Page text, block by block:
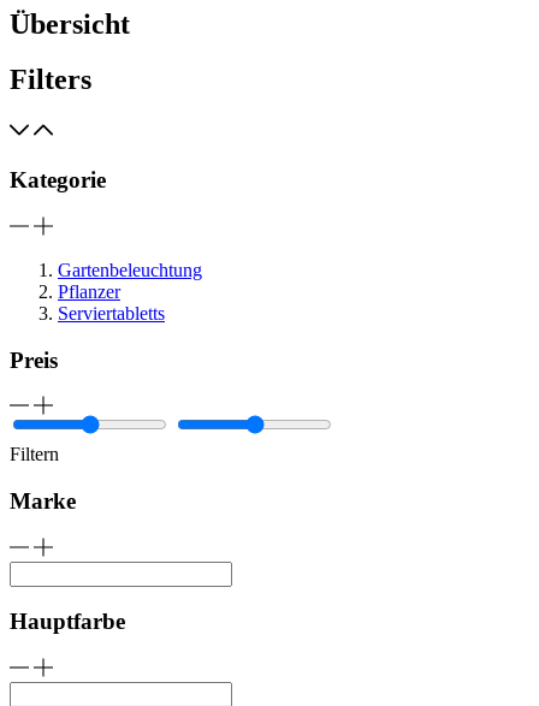
Übersicht
Filters
Kategorie
Gartenbeleuchtung
Pflanzer
Serviertabletts
Preis
Filtern
Marke
Hauptfarbe